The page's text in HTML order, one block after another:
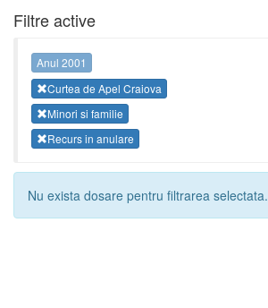
Filtre active
Anul 2001
Curtea de Apel Craiova
Minori si familie
Recurs in anulare
Nu exista dosare pentru filtrarea selectata.